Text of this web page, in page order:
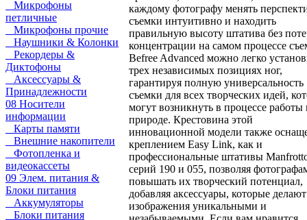
Микрофоны
петличные
Микрофоны прочие
Наушники & Колонки
Рекордеры &
Диктофоны
Аксессуары &
Принадлежности
08 Носители
информации
Карты памяти
Внешние накопители
Фотопленка и
видеокассеты
09 Элем. питания &
Блоки питания
Аккумуляторы
Блоки питания
каждому фотографу менять
съемки интуитивно и находить
правильную высоту штатива без
концентрации на самом процессе
Befree Advanced можно легко
трех независимых позициях ног,
гарантируя полную универсальность
съемки для всех творческих идей,
могут возникнуть в процессе работы
природе. Крестовина этой
инновационной модели также
креплением Easy Link, как и
профессиональные штативы
серий 190 и 055, позволяя
повышать их творческий потенциал,
добавляя аксессуары, которые
изображения уникальными и